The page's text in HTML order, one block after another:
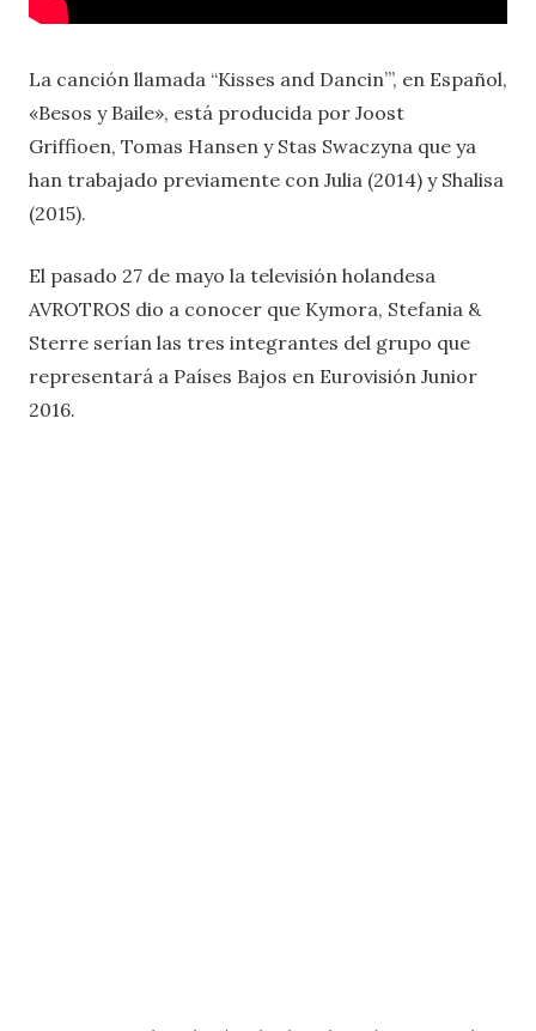
La canción llamada “Kisses and Dancin’”, en Español,
«Besos y Baile», está producida por Joost
Griffioen, Tomas Hansen y Stas Swaczyna que ya
han trabajado previamente con Julia (2014) y Shalisa
(2015).
El pasado 27 de mayo la televisión holandesa
AVROTROS dio a conocer que Kymora, Stefania &
Sterre serían las tres integrantes del grupo que
representará a Países Bajos en Eurovisión Junior
2016.